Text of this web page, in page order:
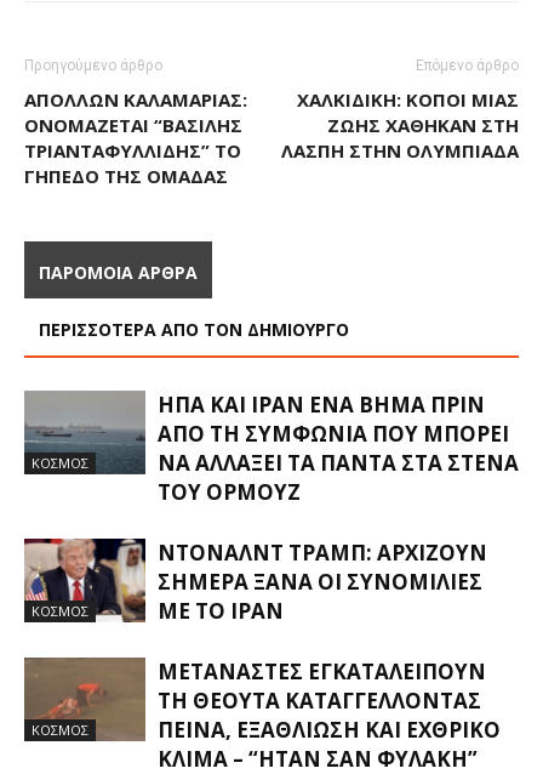
Προηγούμενο άρθρο
ΑΠΌΛΛΩΝ ΚΑΛΑΜΑΡΙΆΣ:
ΟΝΟΜΆΖΕΤΑΙ “ΒΑΣΊΛΗΣ
ΤΡΙΑΝΤΑΦΥΛΛΊΔΗΣ” ΤΟ
ΓΉΠΕΔΟ ΤΗΣ ΟΜΆΔΑΣ
Επόμενο άρθρο
ΧΑΛΚΙΔΙΚΉ: ΚΌΠΟΙ ΜΙΑΣ
ΖΩΉΣ ΧΆΘΗΚΑΝ ΣΤΗ
ΛΆΣΠΗ ΣΤΗΝ ΟΛΥΜΠΙΆΔΑ
ΠΑΡΟΜΟΙΑ ΑΡΘΡΑ
ΠΕΡΙΣΣΟΤΕΡΑ ΑΠΟ ΤΟΝ ΔΗΜΙΟΥΡΓΟ
ΚΟΣΜΟΣ
ΗΠΑ ΚΑΙ ΙΡΆΝ ΈΝΑ ΒΉΜΑ ΠΡΙΝ
ΑΠΌ ΤΗ ΣΥΜΦΩΝΊΑ ΠΟΥ ΜΠΟΡΕΊ
ΝΑ ΑΛΛΆΞΕΙ ΤΑ ΠΆΝΤΑ ΣΤΑ ΣΤΕΝΆ
ΤΟΥ ΟΡΜΟΎΖ
ΚΟΣΜΟΣ
ΝΤΌΝΑΛΝΤ ΤΡΑΜΠ: ΑΡΧΊΖΟΥΝ
ΣΉΜΕΡΑ ΞΑΝΆ ΟΙ ΣΥΝΟΜΙΛΊΕΣ
ΜΕ ΤΟ ΙΡΆΝ
ΚΟΣΜΟΣ
ΜΕΤΑΝΆΣΤΕΣ ΕΓΚΑΤΑΛΕΊΠΟΥΝ
ΤΗ ΘΈΟΥΤΑ ΚΑΤΑΓΓΈΛΛΟΝΤΑΣ
ΠΕΊΝΑ, ΕΞΑΘΛΊΩΣΗ ΚΑΙ ΕΧΘΡΙΚΌ
ΚΛΊΜΑ – “ΉΤΑΝ ΣΑΝ ΦΥΛΑΚΉ”